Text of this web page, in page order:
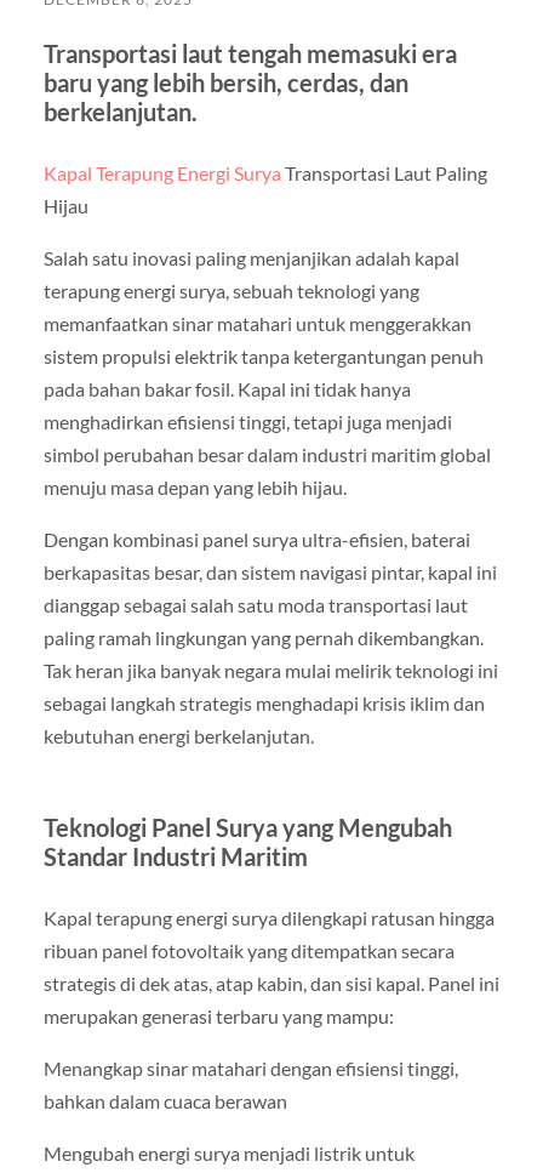
Transportasi laut tengah memasuki era
baru yang lebih bersih, cerdas, dan
berkelanjutan.
Kapal Terapung Energi Surya Transportasi Laut Paling
Hijau
Salah satu inovasi paling menjanjikan adalah kapal
terapung energi surya, sebuah teknologi yang
memanfaatkan sinar matahari untuk menggerakkan
sistem propulsi elektrik tanpa ketergantungan penuh
pada bahan bakar fosil. Kapal ini tidak hanya
menghadirkan efisiensi tinggi, tetapi juga menjadi
simbol perubahan besar dalam industri maritim global
menuju masa depan yang lebih hijau.
Dengan kombinasi panel surya ultra-efisien, baterai
berkapasitas besar, dan sistem navigasi pintar, kapal ini
dianggap sebagai salah satu moda transportasi laut
paling ramah lingkungan yang pernah dikembangkan.
Tak heran jika banyak negara mulai melirik teknologi ini
sebagai langkah strategis menghadapi krisis iklim dan
kebutuhan energi berkelanjutan.
Teknologi Panel Surya yang Mengubah
Standar Industri Maritim
Kapal terapung energi surya dilengkapi ratusan hingga
ribuan panel fotovoltaik yang ditempatkan secara
strategis di dek atas, atap kabin, dan sisi kapal. Panel ini
merupakan generasi terbaru yang mampu:
Menangkap sinar matahari dengan efisiensi tinggi,
bahkan dalam cuaca berawan
Mengubah energi surya menjadi listrik untuk